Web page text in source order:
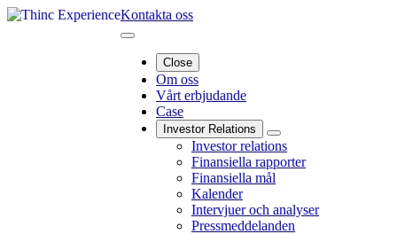
Kontakta oss
Close
Om oss
Vårt erbjudande
Case
Investor Relations
Investor relations
Finansiella rapporter
Finansiella mål
Kalender
Intervjuer och analyser
Pressmeddelanden